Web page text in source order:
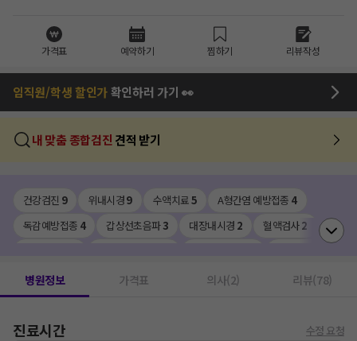
가격표 예약하기 찜하기 리뷰작성
임직원/학생 할인가확인하러 가기 👀
내 맞춤 종합검진 견적 받기
건강검진 9 위내시경9 수액치료5 A형간염 예방접종 4
독감예방접종 4 갑상선초음파3 대장내시경 2 혈액검사2
B형간염 항체검사
코로나19 예방접종 비타민D주사
수면제 처방1
A형간염 항체검사
병원정보 가격표 의사(2) 리뷰(78)
진료시간 수정 요청